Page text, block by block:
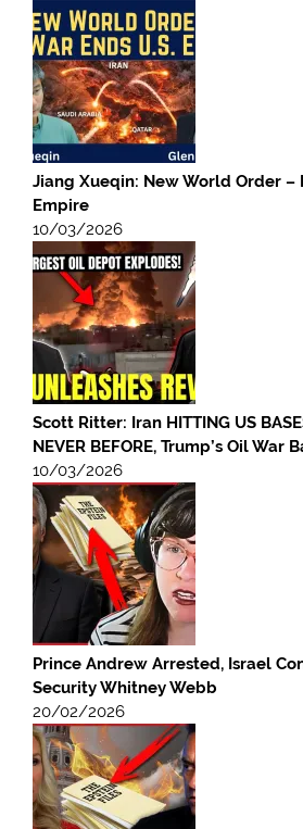
Jiang Xueqin: New World Order –
Empire
10/03/2026
Scott Ritter: Iran HITTING US
NEVER BEFORE, Trump’s Oil War
10/03/2026
Prince Andrew Arrested, Israel
Security Whitney Webb
20/02/2026